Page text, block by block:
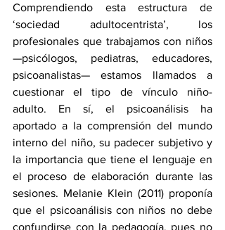
Comprendiendo esta estructura de
‘sociedad adultocentrista’, los
profesionales que trabajamos con niños
—psicólogos, pediatras, educadores,
psicoanalistas— estamos llamados a
cuestionar el tipo de vínculo niño-
adulto. En sí, el psicoanálisis ha
aportado a la comprensión del mundo
interno del niño, su padecer subjetivo y
la importancia que tiene el lenguaje en
el proceso de elaboración durante las
sesiones. Melanie Klein (2011) proponía
que el psicoanálisis con niños no debe
confundirse con la pedagogía, pues no